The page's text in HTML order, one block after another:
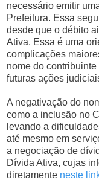
necessário emitir
Prefeitura. Essa
desde que o débito
Ativa. Essa é uma
complicações
nome do
futuras ações
A negativação do
como a inclusão no
levando a
até mesmo em
a negociação de
Dívida Ativa, cujas
diretamente neste